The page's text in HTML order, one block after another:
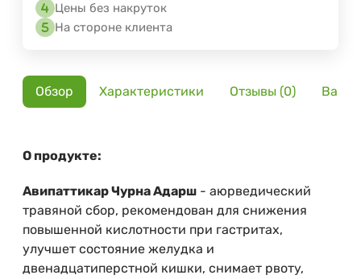
Цены без накруток
На стороне клиента
Обзор Характеристики Отзывы (0)
О продукте:
Авипаттикар Чурна Адарш - аюрведический
травяной сбор, рекомендован для снижения
повышенной кислотности при гастритах,
улучшет состояние желудка и
двенадцатиперстной кишки, снимает рвоту,